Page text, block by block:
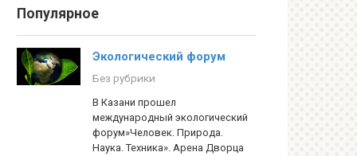
Популярное
Экологический форум
Без рубрики
В Казани прошел
международный экологический
форум»Человек. Природа.
Наука. Техника». Арена Дворца